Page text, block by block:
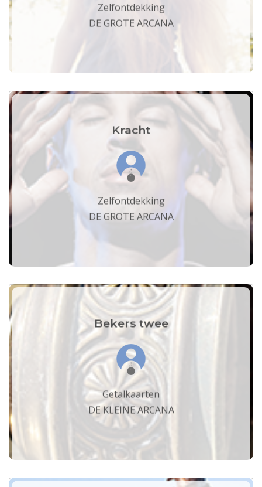
Zelfontdekking
DE GROTE ARCANA
Kracht
Zelfontdekking
DE GROTE ARCANA
Bekers twee
Getalkaarten
DE KLEINE ARCANA